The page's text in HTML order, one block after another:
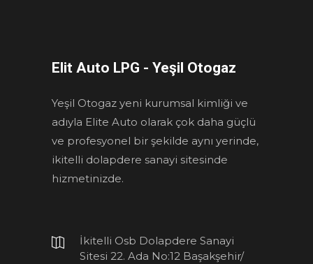
Elit Auto LPG - Yeşil Otogaz
Yeşil Otogaz yeni kurumsal kimliği ve
adıyla Elite Auto olarak çok daha güçlü
ve profesyonel bir şekilde aynı yerinde,
ikitelli dolapdere sanayi sitesinde
hizmetinizde.
İkitelli Osb Dolapdere Sanayi
Sitesi 22. Ada No:12 Başakşehir/